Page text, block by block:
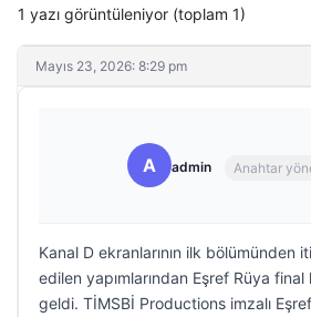
1 yazı görüntüleniyor (toplam 1)
Mayıs 23, 2026: 8:29 pm
A admin Anahtar
Kanal D ekranlarının ilk bölümünden
edilen yapımlarından Eşref Rüya
geldi. TİMSBİ Productions imzalı Eşref